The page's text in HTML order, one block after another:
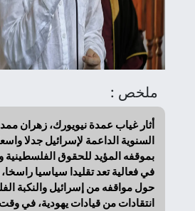
ملخص :
أثار غياب عمدة نيويورك، زهران
السنوية الداعمة لإسرائيل جدلا
بموقفه المؤيد للحقوق
في فعالية تعد تقليدا سياسيا
حول مواقفه من إسرائيل والنكبة
انتقادات من قيادات يهودية، في